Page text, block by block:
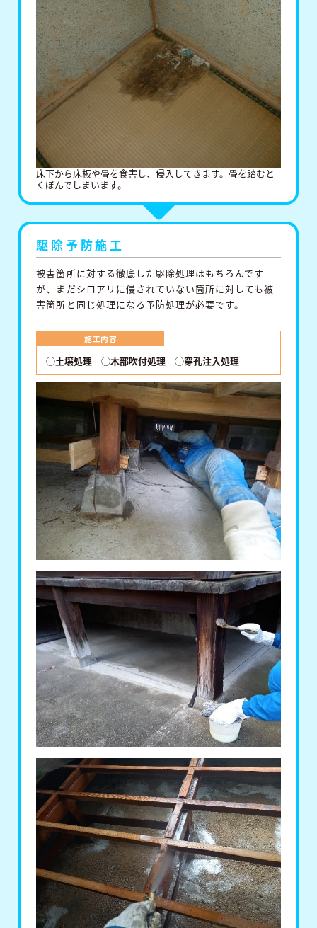
床下から床板や畳を食害し、侵入してきます。畳を踏むと
くぼんでしまいます。
駆除予防施⼯
被害箇所に対する徹底した駆除処理はもちろんです
が、まだシロアリに侵されていない箇所に対しても被
害箇所と同じ処理になる予防処理が必要です。
施工内容
◯土壌処理 ◯木部吹付処理 ◯穿孔注入処理